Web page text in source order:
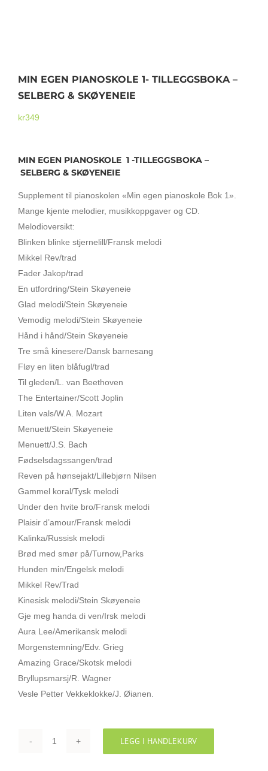
MIN EGEN PIANOSKOLE 1- TILLEGGSBOKA –
SELBERG & SKØYENEIE
kr349
MIN EGEN PIANOSKOLE 1 -TILLEGGSBOKA –
SELBERG & SKØYENEIE
Supplement til pianoskolen «Min egen pianoskole Bok 1».
Mange kjente melodier, musikkoppgaver og CD.
Melodioversikt:
Blinken blinke stjernelill/Fransk melodi
Mikkel Rev/trad
Fader Jakop/trad
En utfordring/Stein Skøyeneie
Glad melodi/Stein Skøyeneie
Vemodig melodi/Stein Skøyeneie
Hånd i hånd/Stein Skøyeneie
Tre små kinesere/Dansk barnesang
Fløy en liten blåfugl/trad
Til gleden/L. van Beethoven
The Entertainer/Scott Joplin
Liten vals/W.A. Mozart
Menuett/Stein Skøyeneie
Menuett/J.S. Bach
Fødselsdagssangen/trad
Reven på hønsejakt/Lillebjørn Nilsen
Gammel koral/Tysk melodi
Under den hvite bro/Fransk melodi
Plaisir d’amour/Fransk melodi
Kalinka/Russisk melodi
Brød med smør på/Turnow,Parks
Hunden min/Engelsk melodi
Mikkel Rev/Trad
Kinesisk melodi/Stein Skøyeneie
Gje meg handa di ven/Irsk melodi
Aura Lee/Amerikansk melodi
Morgenstemning/Edv. Grieg
Amazing Grace/Skotsk melodi
Bryllupsmarsj/R. Wagner
Vesle Petter Vekkeklokke/J. Øianen.
LEGG I HANDLEKURV